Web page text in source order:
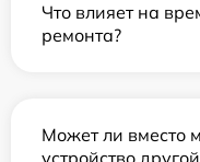
Что влияет на
ремонта?
Может ли вместо